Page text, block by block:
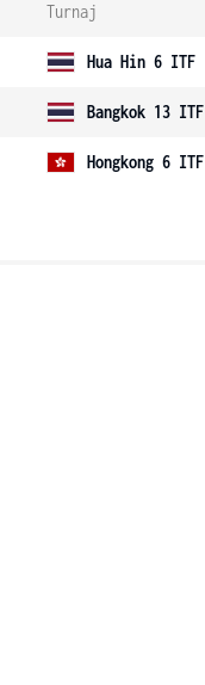
Turnaj
Hua Hin 6 ITF
Bangkok 13 ITF
Hongkong 6 ITF